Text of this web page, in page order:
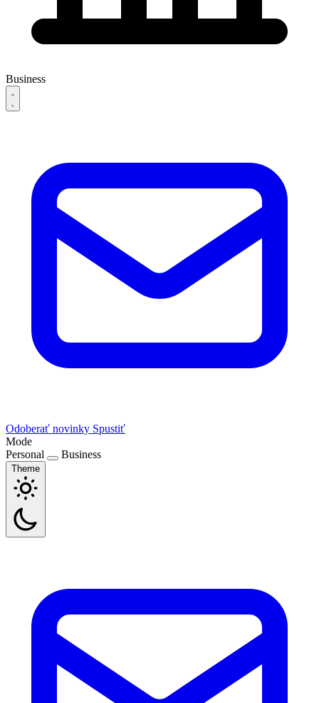
Business
Odoberať novinky Spustiť
Mode
Personal
Business
Theme